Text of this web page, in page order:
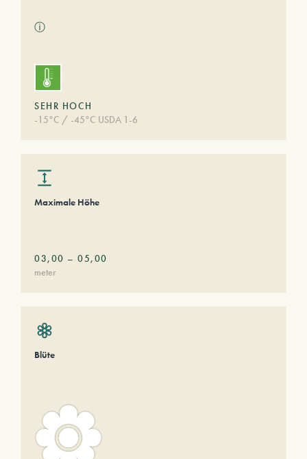
ⓘ
SEHR HOCH
-15°C / -45°C USDA 1-6
Maximale Höhe
03,00 – 05,00
meter
Blüte